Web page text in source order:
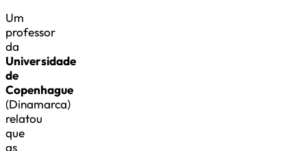
Um
professor
da
Universidade
de
Copenhague
(Dinamarca)
relatou
que
as